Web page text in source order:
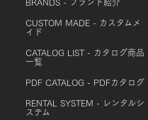
CUSTOM MADE - カスタムメ
イド
CATALOG LIST - カタログ商品
一覧
PDF CATALOG - PDFカタログ
RENTAL SYSTEM - レンタルシ
ステム